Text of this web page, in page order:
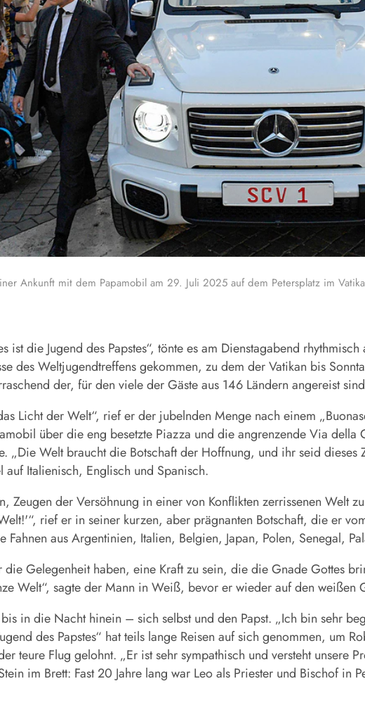
Ankunft mit dem Papamobil am 29. Juli 2025 auf dem Petersplatz im
ist die Jugend des Papstes“, tönte es am Dienstagabend
des Weltjugendtreffens gekommen, zu dem der Vatikan bis
der, für den viele der Gäste aus 146 Ländern angereist
Licht der Welt“, rief er der jubelnden Menge nach einem
über die eng besetzte Piazza und die angrenzende Via
„Die Welt braucht die Botschaft der Hoffnung, und ihr seid
Italienisch, Englisch und Spanisch.
Zeugen der Versöhnung in einer von Konflikten zerrissenen Welt
rief er in seiner kurzen, aber prägnanten Botschaft, die er
aus Argentinien, Italien, Belgien, Japan, Polen, Senegal,
die Gelegenheit haben, eine Kraft zu sein, die die Gnade Gottes
Welt“, sagte der Mann in Weiß, bevor er wieder auf den weißen
in die Nacht hinein – sich selbst und den Papst. „Ich bin sehr
des Papstes“ hat teils lange Reisen auf sich genommen, um
teure Flug gelohnt. „Er ist sehr sympathisch und versteht unsere
im Brett: Fast 20 Jahre lang war Leo als Priester und Bischof in